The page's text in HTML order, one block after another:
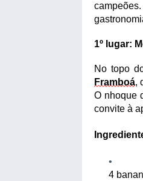
1º ugar:
No topo
Framboá,
O nhoque
convite à
4